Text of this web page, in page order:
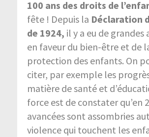
100 ans des droits de
fête ! Depuis la Déclaration
de 1924, il y a eu de grandes
en faveur du bien-être et de
protection des enfants. On
citer, par exemple les
matière de santé et
force est de constater qu’en
avancées sont assombries
violence qui touchent les